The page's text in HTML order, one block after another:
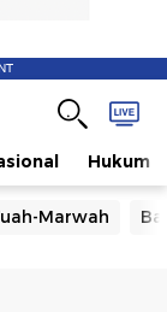
Hukum
Marwah